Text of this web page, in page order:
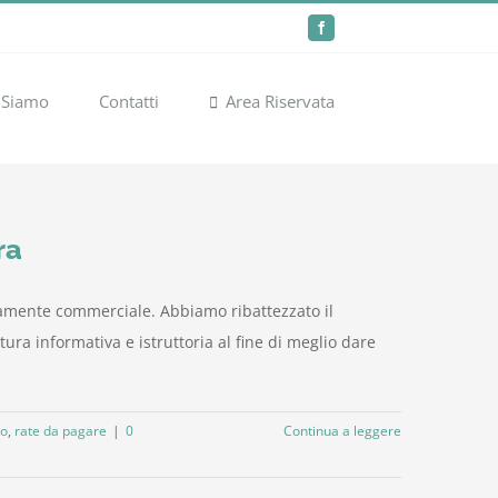
Facebook
Contatti Area Riservata
commerciale. Abbiamo ribattezzato il
informativa e istruttoria al fine di meglio dare
, rate da pagare | 0
Continua a leggere